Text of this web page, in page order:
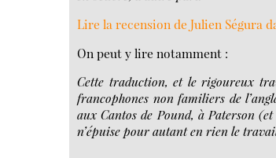
Lire la recension de Julien Ségura
On peut y lire notamment :
Cette traduction, et le rigoureux
francophones non familiers de
aux Cantos de Pound, à Paterson
n’épuise pour autant en rien le